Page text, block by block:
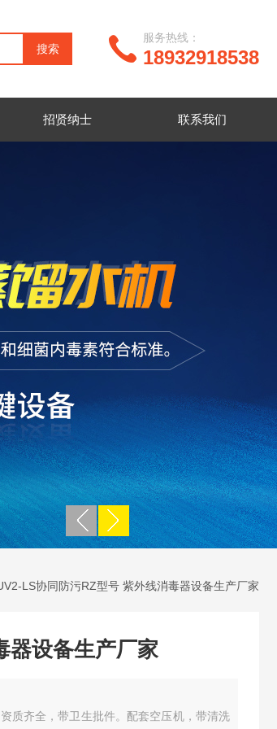
18932918538
服务热线：
招贤纳士 联系我们
LS协同防污RZ型号 紫外线消毒器设备生产厂家
器设备生产厂家
质齐全，带卫生批件。配套空压机，带清洗